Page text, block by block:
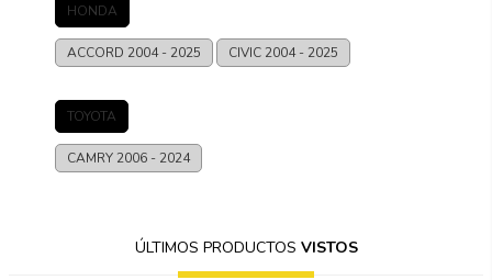
HONDA
ACCORD 2004 - 2025 CIVIC 2004 - 2025
TOYOTA
CAMRY 2006 - 2024
ÚLTIMOS PRODUCTOS VISTOS